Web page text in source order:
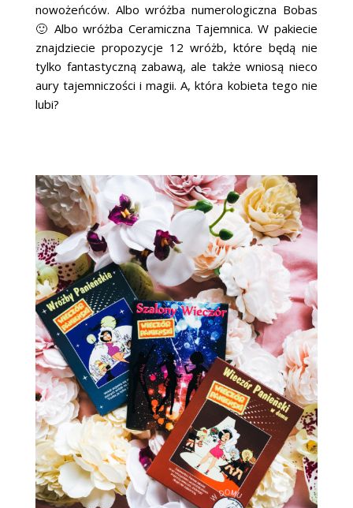
nowożeńców. Albo wróżba numerologiczna Bobas
🙂 Albo wróżba Ceramiczna Tajemnica. W pakiecie
znajdziecie propozycje 12 wróżb, które będą nie
tylko fantastyczną zabawą, ale także wniosą nieco
aury tajemniczości i magii. A, która kobieta tego nie
lubi?